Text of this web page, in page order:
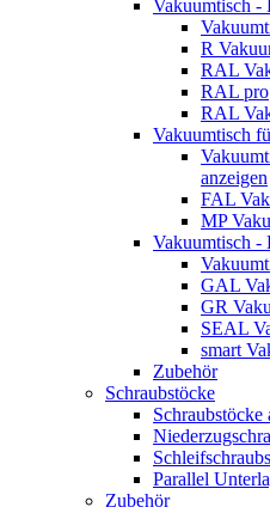
Vakuumtisch -
R
RAL
RAL pro
RAL
Vakuumtisch
anzeigen
FAL
MP
Vakuumtisch -
GAL
GR
SEAL
smart
Zubehör
Schraubstöcke
Schraubstöcke
Parallel
Zubehör